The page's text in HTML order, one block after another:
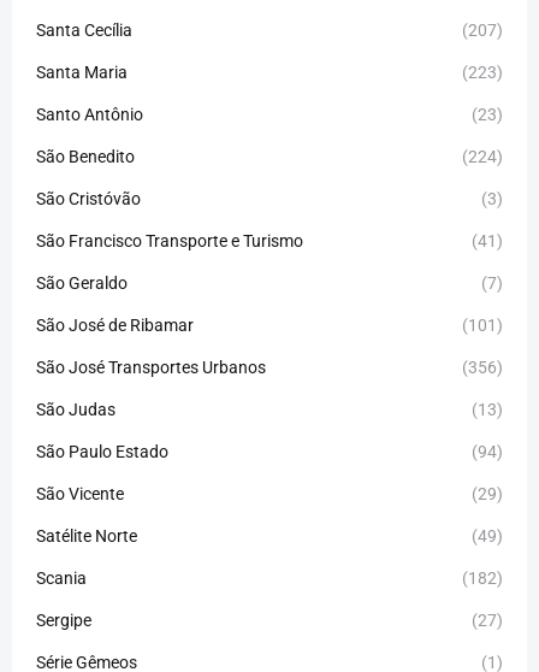
Santa Cecília (207)
Santa Maria (223)
Santo Antônio (23)
São Benedito (224)
São Cristóvão (3)
São Francisco Transporte e Turismo (41)
São Geraldo (7)
São José de Ribamar (101)
São José Transportes Urbanos (356)
São Judas (13)
São Paulo Estado (94)
São Vicente (29)
Satélite Norte (49)
Scania (182)
Sergipe (27)
Série Gêmeos (1)